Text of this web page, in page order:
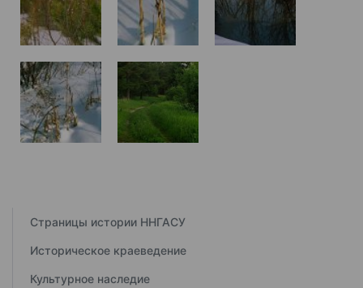
Страницы истории ННГАСУ
Историческое краеведение
Культурное наследие